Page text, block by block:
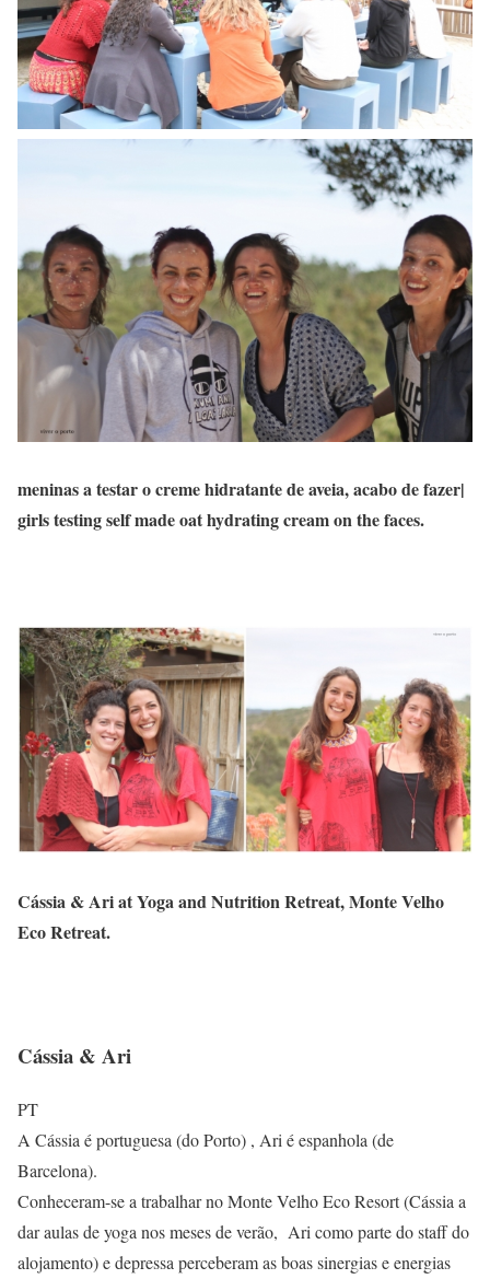
meninas a testar o creme hidratante de aveia, acabo de fazer|
girls testing self made oat hydrating cream on the faces.
Cássia & Ari at Yoga and Nutrition Retreat, Monte Velho
Eco Retreat.
Cássia & Ari
PT
A Cássia é portuguesa (do Porto) , Ari é espanhola (de
Barcelona).
Conheceram-se a trabalhar no Monte Velho Eco Resort (Cássia a
dar aulas de yoga nos meses de verão, Ari como parte do staff do
alojamento) e depressa perceberam as boas sinergias e energias